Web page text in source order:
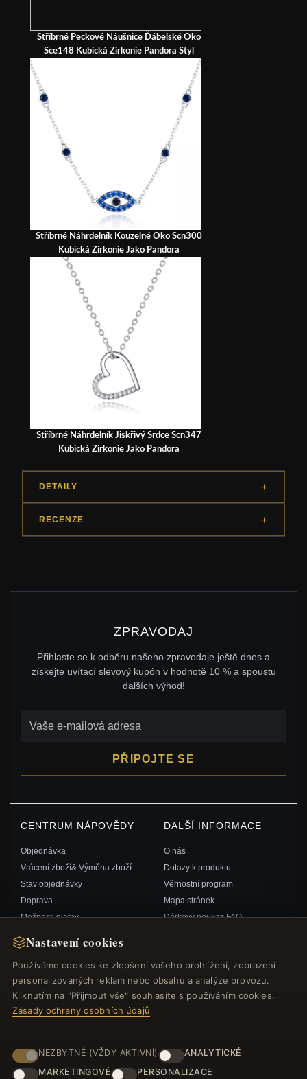
Nastavení cookies
Používáme cookies ke zlepšení vašeho prohlížení, zobrazení
personalizovaných reklam nebo obsahu a analýze provozu.
Kliknutím na "Přijmout vše" souhlasíte s používáním cookies.
Zásady ochrany osobních údajů
NEZBYTNÉ (VŽDY AKTIVNÍ)
ANALYTICKÉ
MARKETINGOVÉ
PERSONALIZACE
Stříbrné Peckové Náušnice Ďábelské Oko
Sce148 Kubická Zirkonie Pandora Styl
Stříbrné Náhrdelník Kouzelné Oko Scn300
Kubická Zirkonie Jako Pandora
Stříbrné Náhrdelník Jiskřivý Srdce Scn347
Kubická Zirkonie Jako Pandora
DETAILY
RECENZE
ZPRAVODAJ
Přihlaste se k odběru našeho zpravodaje ještě dnes a
získejte uvítací slevový kupón v hodnotě 10 % a spoustu
dalších výhod!
PŘIPOJTE SE
CENTRUM NÁPOVĚDY
Objednávka
Vrácení zboží& Výměna zboží
Stav objednávky
Doprava
Možnosti platby
Kontaktujte nás
DALŠÍ INFORMACE
O nás
Dotazy k produktu
Věrnostní program
Mapa stránek
Dárkový poukaz FAQ
RYCHLÉ ODKAZY
Nové produkty
Speciální nabídky
Blog
Recenze
SLEDUJTE NÁS